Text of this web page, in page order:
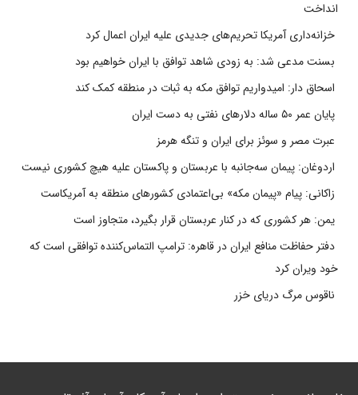
انداخت
خزانه‌داری آمریکا تحریم‌های جدیدی علیه ایران اعمال کرد
بسنت مدعی شد: به زودی شاهد توافق با ایران خواهیم بود
اسحاق دار: امیدواریم توافق مکه به ثبات در منطقه کمک کند
پایان عمر ۵۰ ساله دلارهای نفتی به دست ایران
عبرت مصر و سوئز برای ایران و تنگه هرمز
اردوغان: پیمان سه‌جانبه با عربستان و پاکستان علیه هیچ کشوری نیست
زاکانی: پیام «پیمان مکه» بی‌اعتمادی کشورهای منطقه به آمریکاست
یمن: هر کشوری که در کنار عربستان قرار بگیرد، متجاوز است
دفتر حفاظت منافع ایران در قاهره: ترامپ التماس‌کننده توافقی است که
خود ویران کرد
ناقوس مرگ دریای خزر